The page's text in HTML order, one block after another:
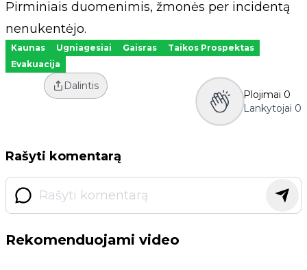
Pirminiais duomenimis, žmonės per incidentą
nenukentėjo.
Kaunas Ugniagesiai Gaisras
Taikos Prospektas
Evakuacija
Dalintis
Plojimai 0
Lankytojai 0
Rašyti komentarą
Rekomenduojami video